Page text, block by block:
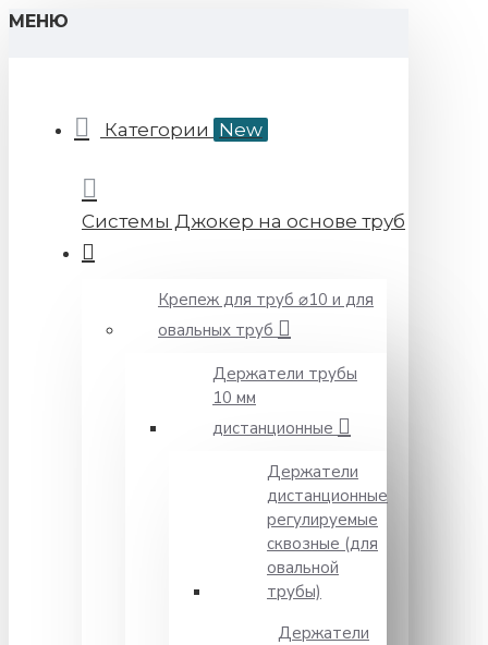
МЕНЮ
Категории New
Системы Джокер на основе труб
Крепеж для труб ⌀10 и для
овальных труб
Держатели трубы
10 мм
дистанционные
Держатели
дистанционные
регулируемые
сквозные (для
овальной
трубы)
Держатели